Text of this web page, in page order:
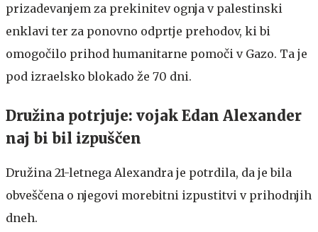
prizadevanjem za prekinitev ognja v palestinski
enklavi ter za ponovno odprtje prehodov, ki bi
omogočilo prihod humanitarne pomoči v Gazo. Ta je
pod izraelsko blokado že 70 dni.
Družina potrjuje: vojak Edan Alexander
naj bi bil izpuščen
Družina 21-letnega Alexandra je potrdila, da je bila
obveščena o njegovi morebitni izpustitvi v prihodnjih
dneh.